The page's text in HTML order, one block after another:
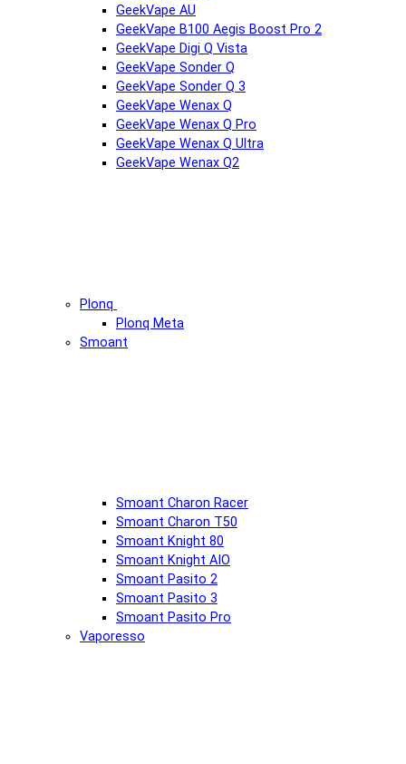
GeekVape AU
GeekVape B100 Aegis Boost Pro 2
GeekVape Digi Q Vista
GeekVape Sonder Q
GeekVape Sonder Q 3
GeekVape Wenax Q
GeekVape Wenax Q Pro
GeekVape Wenax Q Ultra
GeekVape Wenax Q2
Plonq
Plonq Meta
Smoant
Smoant Charon Racer
Smoant Charon T50
Smoant Knight 80
Smoant Knight AIO
Smoant Pasito 2
Smoant Pasito 3
Smoant Pasito Pro
Vaporesso